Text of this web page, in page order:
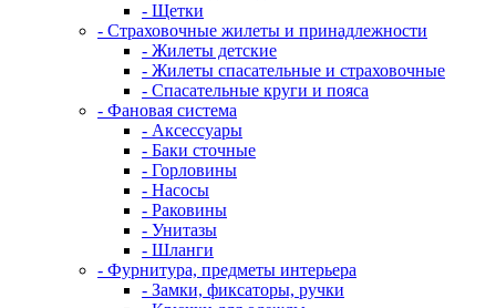
- Щетки
- Страховочные жилеты и принадлежности
- Жилеты детские
- Жилеты спасательные и страховочные
- Спасательные круги и пояса
- Фановая система
- Аксессуары
- Баки сточные
- Горловины
- Насосы
- Раковины
- Унитазы
- Шланги
- Фурнитура, предметы интерьера
- Замки, фиксаторы, ручки